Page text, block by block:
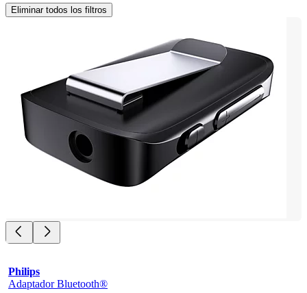
Eliminar todos los filtros
Philips
Adaptador Bluetooth®